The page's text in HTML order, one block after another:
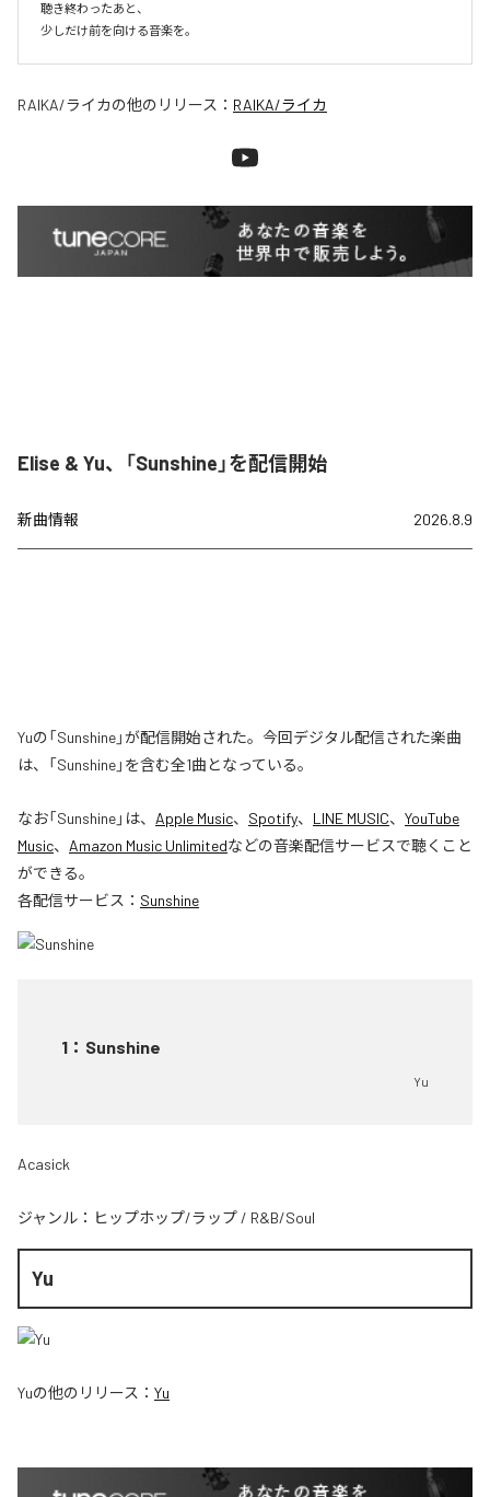
聴き終わったあと、
少しだけ前を向ける音楽を。
RAIKA/ライカの他のリリース： RAIKA/ライカ
Elise & Yu、「Sunshine」を配信開始
新曲情報 2026.8.9
Yuの「Sunshine」が配信開始された。今回デジタル配信された楽曲
は、「Sunshine」を含む全1曲となっている。
なお「Sunshine」は、 Apple Music、 Spotify、 LINE MUSIC、 YouTube
Music、 Amazon Music Unlimitedなどの音楽配信サービスで聴くこと
ができる。
各配信サービス： Sunshine
1 ： Sunshine
Yu
Acasick
ジャンル： ヒップホップ/ラップ / R&B/Soul
Yu
Yuの他のリリース： Yu